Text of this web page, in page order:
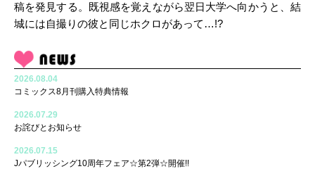
2026.08.04
コミックス8月刊購入特典情報
2026.07.29
お詫びとお知らせ
2026.07.15
Jパブリッシング10周年フェア☆第2弾☆開催!!
稿を発見する。既視感を覚えながら翌日大学へ向かうと、結
城には自撮りの彼と同じホクロがあって…!?